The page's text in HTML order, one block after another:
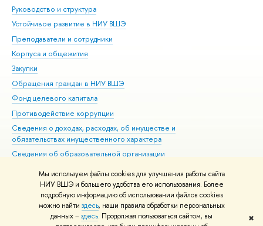
Мы используем файлы cookies для улучшения работы сайта
НИУ ВШЭ и большего удобства его использования. Более
подробную информацию об использовании файлов cookies
можно найти здесь, наши правила обработки персональных
данных –здесь. Продолжая пользоваться сайтом, вы
✖
Руководство и структура
Устойчивое развитие в НИУ ВШЭ
Преподаватели и сотрудники
Корпуса и общежития
Закупки
Обращения граждан в НИУ ВШЭ
Фонд целевого капитала
Противодействие коррупции
Сведения о доходах, расходах, об имуществе и
обязательствах имущественного характера
Сведения об образовательной организации
Людям с ограниченными возможностями здоровья
Единая платежная страница
Работа в Вышке